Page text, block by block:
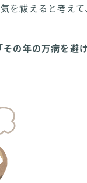
を祓えると考えて
その年の万病を避